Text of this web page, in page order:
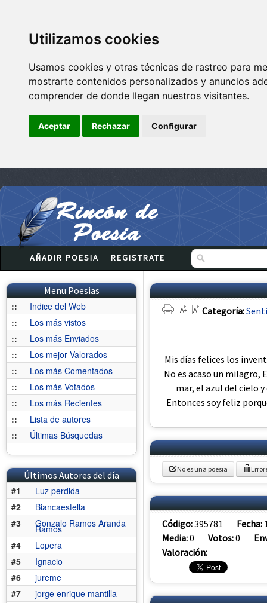
Utilizamos cookies
Usamos cookies y otras técnicas de rastreo para
mostrarte contenidos personalizados y anuncios
comprender de donde llegan nuestros visitantes.
Aceptar Rechazar Configurar
AÑADIR POESIA REGISTRATE
Menu Poesias
::
Indice del Web
::
Los más vistos
::
Los más Enviados
::
Los mejor Valorados
::
Los más Comentados
::
Los más Votados
::
Los más Recientes
::
Lista de autores
::
Últimas Búsquedas
Últimos Autores del día
#1
Luz perdida
#2
Biancaestella
#3
Gonzalo Ramos Aranda
Ramos
#4
Lopera
#5
Ignacio
#6
jureme
#7
jorge enrique mantilla
Categoría:
Mis días felices los
No es acaso un milagro,
mar, el azul del cielo
Entonces soy feliz
No es una poesia
Código:395781 Fecha:
Media:0 Votos:0
Valoración: